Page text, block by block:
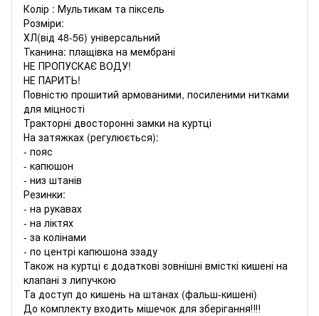
Колір : Мультикам та піксель
Розміри:
ХЛ(від 48-56) універсальний
Тканина: плащівка на мембрані
НЕ ПРОПУСКАЄ ВОДУ!
НЕ ПАРИТЬ!
Повністю прошитий армованими, посиленими нитками
для міцності
Тракторні двосторонні замки на куртці
На затяжках (регулюється):
- пояс
- капюшон
- низ штанів
Резинки:
- на рукавах
- на ліктях
- за колінами
- по центрі капюшона ззаду
Також на куртці є додаткові зовнішні вмісткі кишені на
клапані з липучкою
Та доступ до кишень на штанах (фальш-кишені)
До комплекту входить мішечок для зберігання‼️‼️